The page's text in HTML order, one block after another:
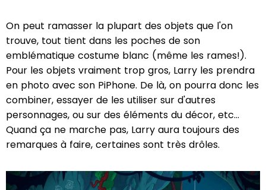
On peut ramasser la plupart des objets que l'on
trouve, tout tient dans les poches de son
emblématique costume blanc (même les rames!).
Pour les objets vraiment trop gros, Larry les prendra
en photo avec son PiPhone. De là, on pourra donc les
combiner, essayer de les utiliser sur d'autres
personnages, ou sur des éléments du décor, etc…
Quand ça ne marche pas, Larry aura toujours des
remarques à faire, certaines sont très drôles.